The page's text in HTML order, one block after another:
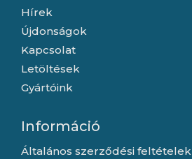
Hírek
Újdonságok
Kapcsolat
Letöltések
Gyártóink
Információ
Általános szerződési feltételek